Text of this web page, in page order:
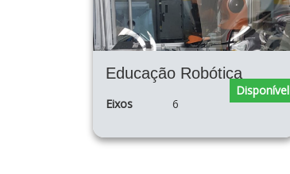
Educação Robótica
Eixos 6
Disponível